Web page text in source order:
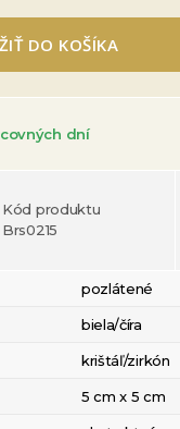
DO KOŠÍKA
dní
Kód produktu
Brs0215
pozlátené
biela/číra
krištáľ/zirkón
5 cm x 5 cm